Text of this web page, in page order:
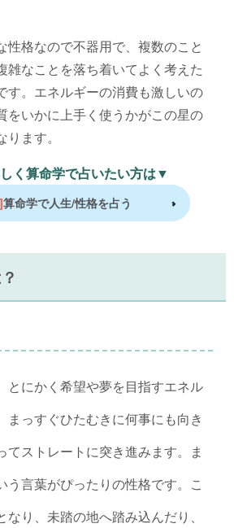
性格なので不器用で、複数のこと
雑なことを落ち着いてよく考えた
す。エネルギーの消費も激しいの
をいかに上手く使うかがこの星の
ます。
く算命学で占いたい方は▼
算命学で人生/性格を占う
とにかく希望や夢を目指すエネル
まっすぐひたむきに何事にも向き
てストレートに突き進みます。ま
う言葉がぴったりの性格です。こ
り、未踏の地へ踏み込んだり、